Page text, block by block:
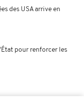
des USA arrive en
pour renforcer les